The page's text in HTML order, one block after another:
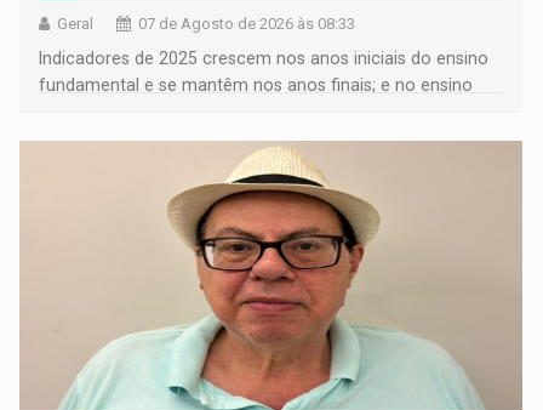
Geral 07 de Agosto de 2026 às 08:33
Indicadores de 2025 crescem nos anos iniciais do ensino
fundamental e se mantêm nos anos finais; e no ensino